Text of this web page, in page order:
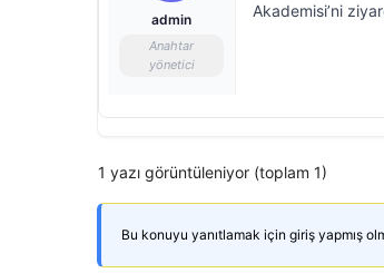
admin
Anahtar
yönetici
Akademisi’ni
1 yazı görüntüleniyor (toplam 1)
Bu konuyu yanıtlamak için giriş yapmış